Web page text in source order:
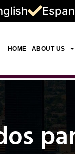
HOME ABOUT US